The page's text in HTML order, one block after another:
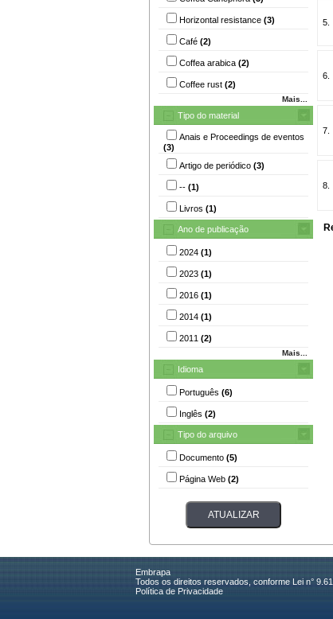
Horizontal resistance (3)
Café (2)
Coffea arabica (2)
Coffee rust (2)
Mais...
Tipo do material
Anais e Proceedings de eventos
(3)
Artigo de periódico (3)
-- (1)
Livros (1)
Ano de publicação
2024 (1)
2023 (1)
2016 (1)
2014 (1)
2011 (2)
Mais...
Idioma
Português (6)
Inglês (2)
Tipo do arquivo
Documento (5)
Página Web (2)
5.
6.
7.
8.
Embrapa
Todos os direitos reservados, conforme Lei n°
Política de Privacidade